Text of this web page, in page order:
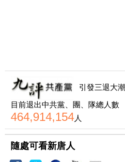
引發三退大潮
目前退出中共黨、團、隊總人數
464,914,154人
隨處可看新唐人